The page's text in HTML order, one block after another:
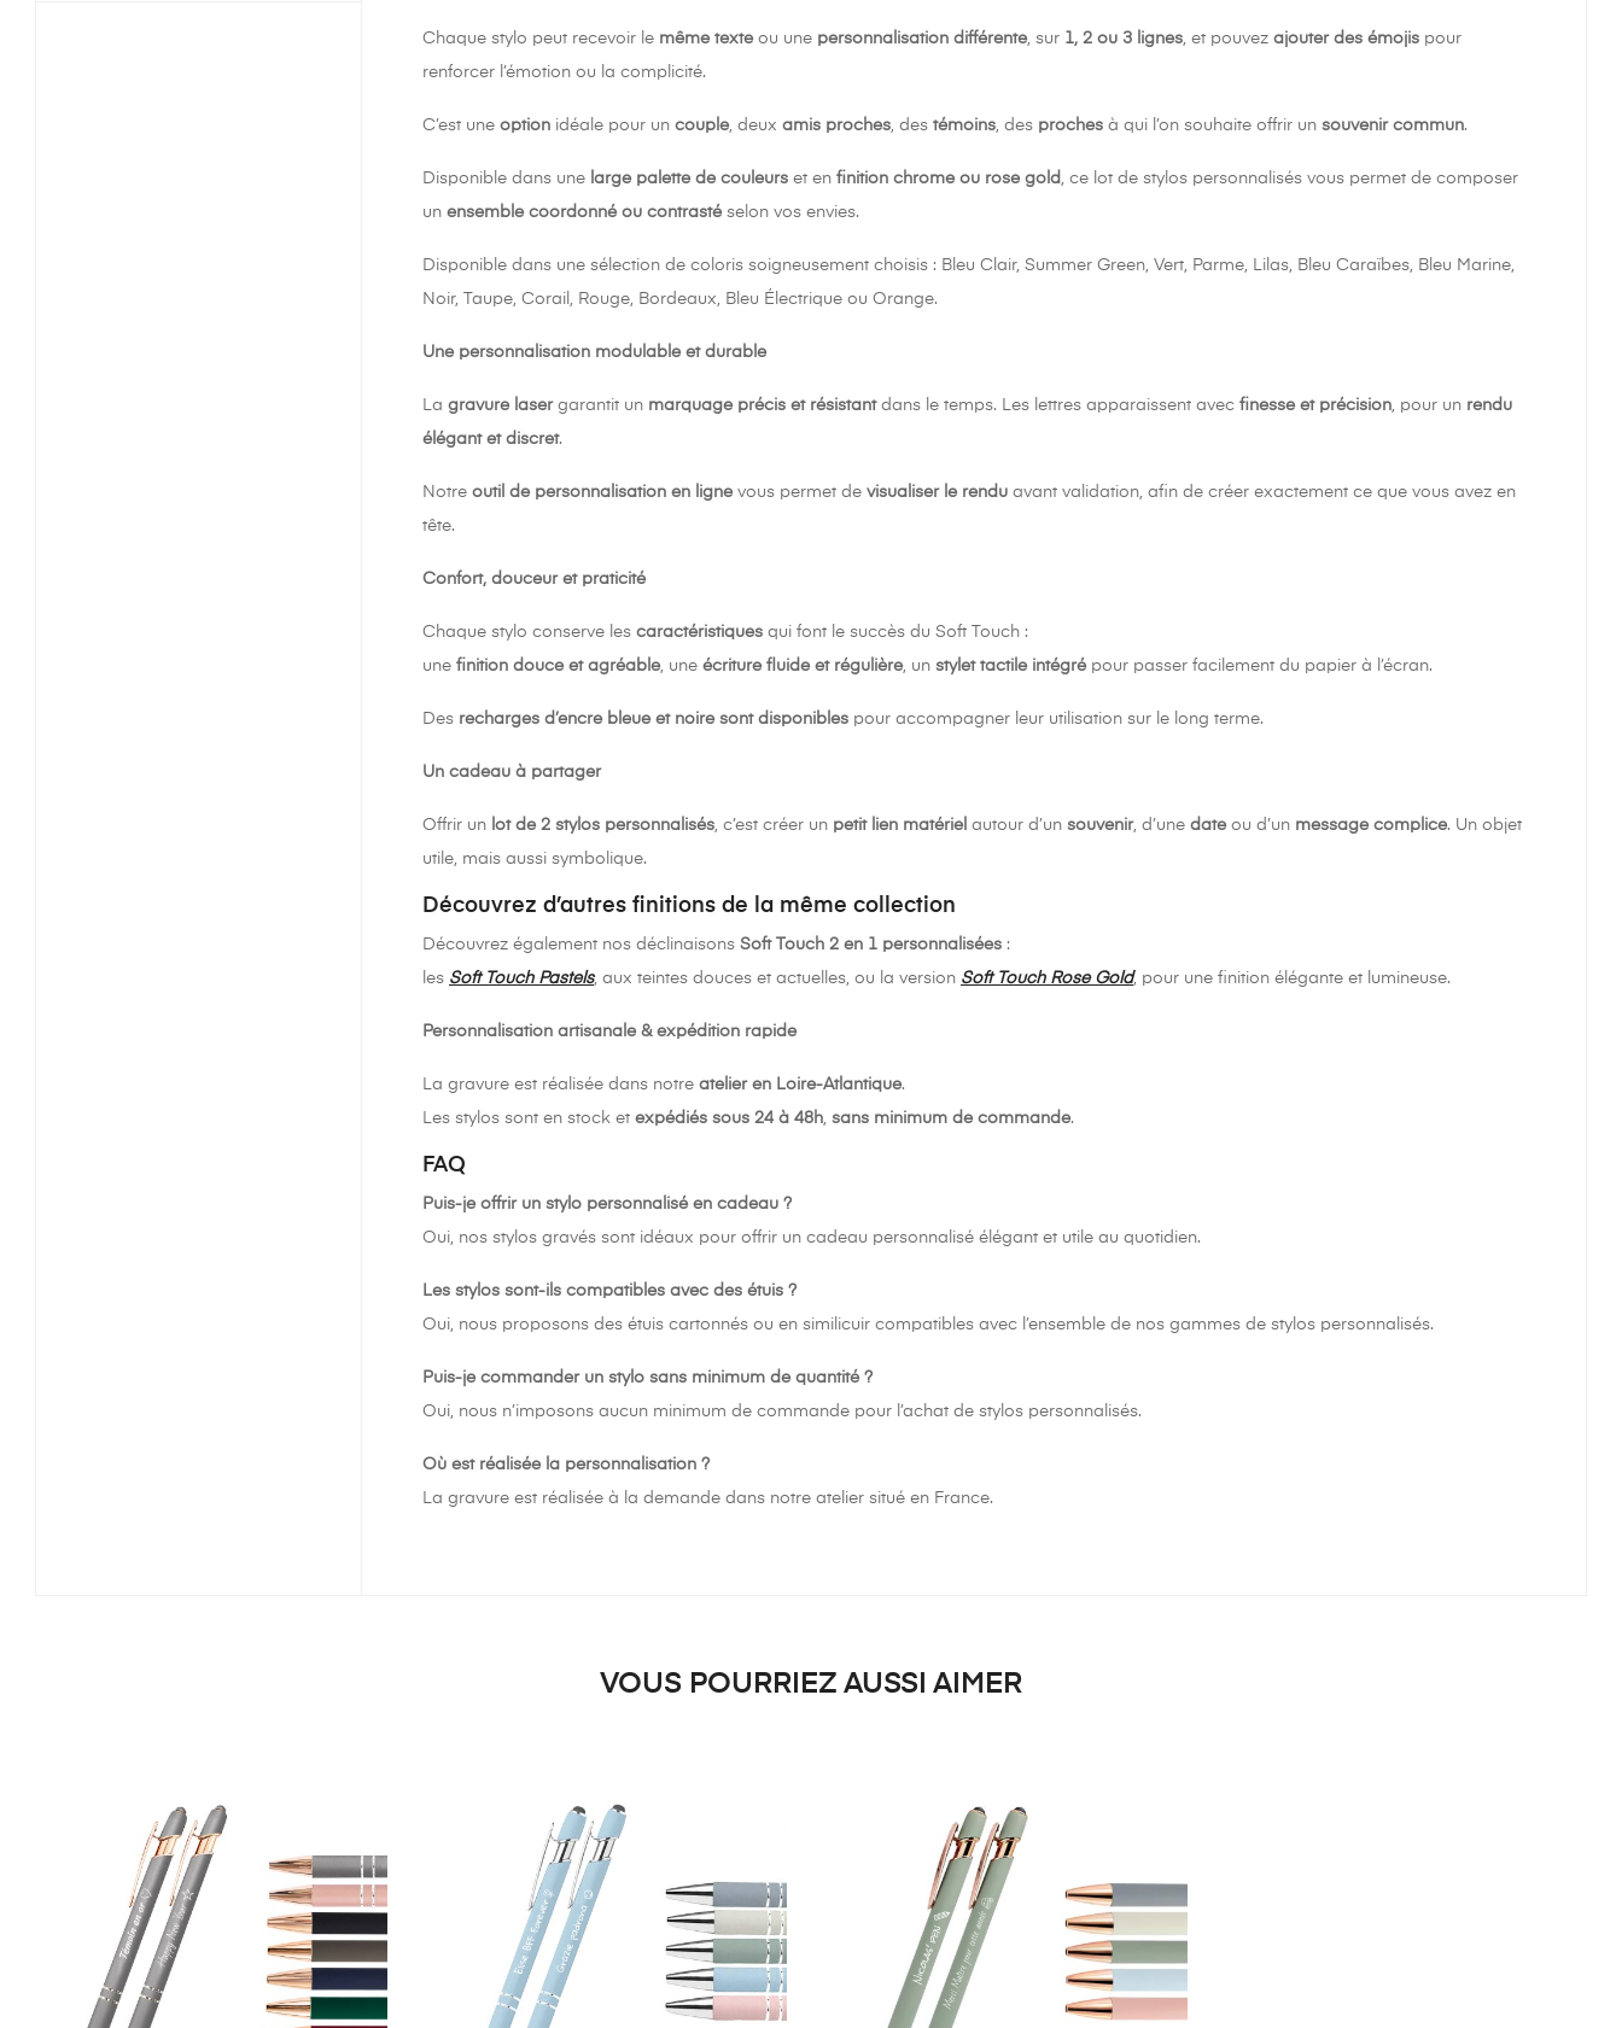
Chaque stylo peut recevoir le même texteou une personnalisation différente, sur 1, 2 ou 3 lignes, et pouvez ajouter des émojis pour
renforcer l’émotion ou la complicité.
C’est une option idéale pour un couple, deux amis proches, des témoins, des proches à qui l’on souhaite offrir un souvenir commun.
Disponible dans une large palette de couleurs et en finition chrome ou rose gold , ce lot de stylos personnalisés vous permet de composer
un ensemble coordonné ou contrastéselon vos envies.
Disponible dans une sélection de coloris soigneusement choisis : Bleu Clair, Summer Green, Vert, Parme, Lilas, Bleu Caraïbes, Bleu Marine,
Noir, Taupe, Corail, Rouge, Bordeaux, Bleu Électrique ou Orange.
Une personnalisation modulable et durable
La gravure lasergarantit un marquage précis et résistantdans le temps. Les lettres apparaissent avec finesse et précision, pour un rendu
élégant et discret.
Notre outil de personnalisation en lignevous permet de visualiser le rendu avant validation, afin de créer exactement ce que vous avez en
tête.
Confort, douceur et praticité
Chaque stylo conserve les caractéristiques qui font le succès du Soft Touch :
une finition douce et agréable, une écriture fluide et régulière, un stylet tactile intégrépour passer facilement du papier à l’écran.
Des recharges d’encre bleue et noire sont disponibles pour accompagner leur utilisation sur le long terme.
Un cadeau à partager
Offrir un lot de 2 stylos personnalisés, c’est créer un petit lien matériel autour d’un souvenir, d’une dateou d’un message complice. Un objet
utile, mais aussi symbolique.
Découvrez d’autres finitions de la même collection
Découvrez également nos déclinaisons Soft Touch 2 en 1 personnalisées :
les Soft Touch Pastels, aux teintes douces et actuelles, ou la version Soft Touch Rose Gold, pour une finition élégante et lumineuse.
Personnalisation artisanale & expédition rapide
La gravure est réalisée dans notre atelier en Loire-Atlantique.
Les stylos sont en stock et expédiés sous 24 à 48h, sans minimum de commande.
FAQ
Puis-je offrir un stylo personnalisé en cadeau ?
Oui, nos stylos gravés sont idéaux pour offrir un cadeau personnalisé élégant et utile au quotidien.
Les stylos sont-ils compatibles avec des étuis ?
Oui, nous proposons des étuis cartonnés ou en similicuir compatibles avec l’ensemble de nos gammes de stylos personnalisés.
Puis-je commander un stylo sans minimum de quantité ?
Oui, nous n’imposons aucun minimum de commande pour l’achat de stylos personnalisés.
Où est réalisée la personnalisation ?
La gravure est réalisée à la demande dans notre atelier situé en France.
VOUS POURRIEZ AUSSI AIMER